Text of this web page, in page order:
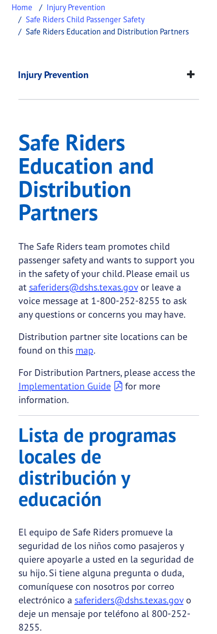
Home
Injury Prevention
Safe Riders Child Passenger Safety
Safe Riders Education and Distribution Partners
Safe Riders
This page provides information about Safe
Injury Prevention
Safe Riders
Education and
Distribution
Partners
The Safe Riders team promotes child
passenger safety and wants to support you
in the safety of your child. Please email us
at saferiders@dshs.texas.govor leave a
voice message at 1-800-252-8255 to ask
any questions or concerns you may have.
Distribution partner site locations can be
found on this map.
For Distribution Partners, please access the
Implementation Guide
for more
information.
Lista de programas
locales de
distribución y
educación
El equipo de Safe Riders promueve la
seguridad de los niños como pasajeros y
quiere apoyarle a usted en la seguridad de
su hijo. Si tiene alguna pregunta o duda,
comuníquese con nosotros por correo
electrónico a saferiders@dshs.texas.govo
deje un mensaje por teléfono al 800-252-
8255.